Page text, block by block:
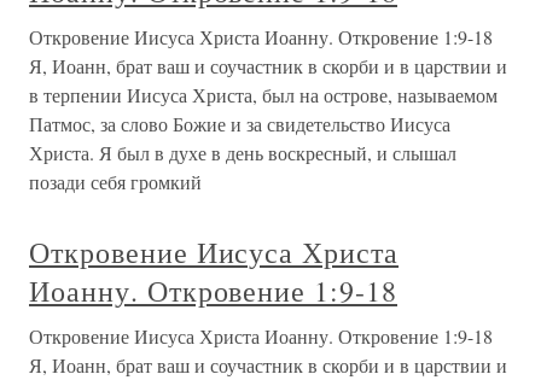
Откровение Иисуса Христа Иоанну. Откровение 1:9-18
Я, Иоанн, брат ваш и соучастник в скорби и в царствии и
в терпении Иисуса Христа, был на острове, называемом
Патмос, за слово Божие и за свидетельство Иисуса
Христа. Я был в духе в день воскресный, и слышал
позади себя громкий
Откровение Иисуса Христа
Иоанну. Откровение 1:9-18
Откровение Иисуса Христа Иоанну. Откровение 1:9-18
Я, Иоанн, брат ваш и соучастник в скорби и в царствии и